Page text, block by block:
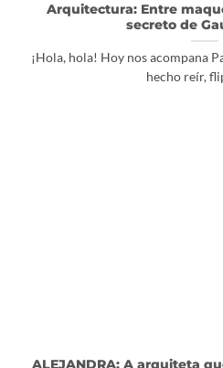
Arquitectura: Entre
secreto de
¡Hola, hola! Hoy nos acompana
hecho reír,
ALEJANDRA: A arquiteta